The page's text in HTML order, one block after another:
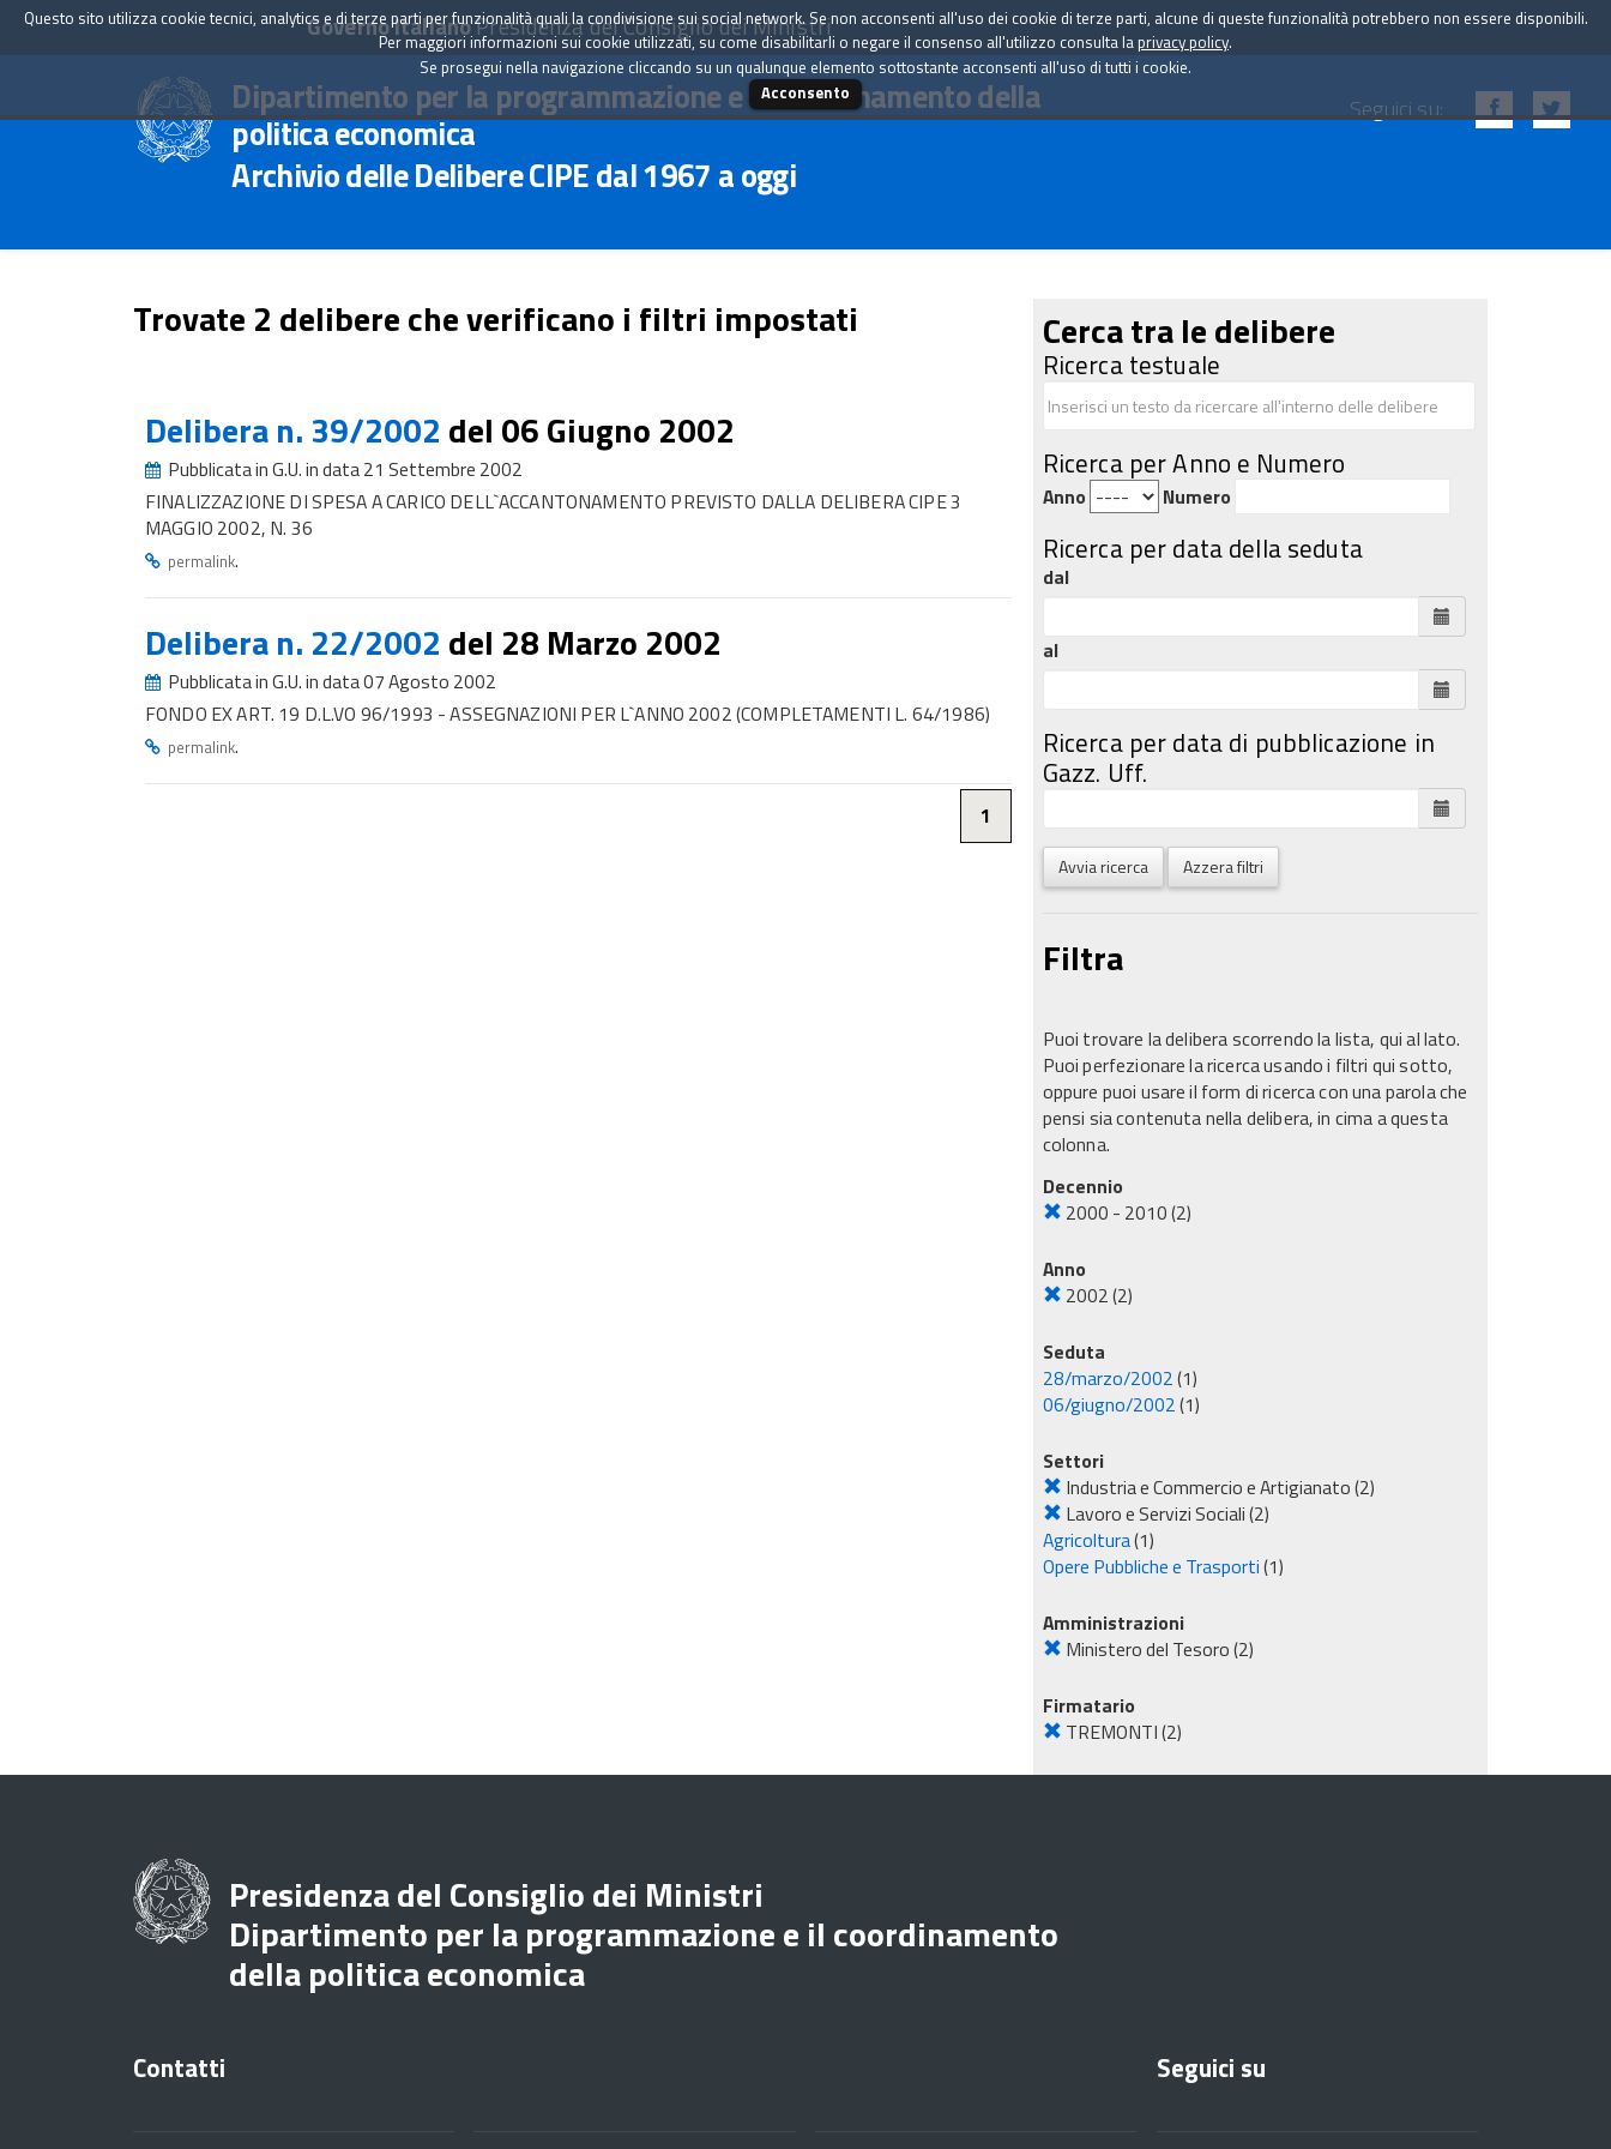
Governo ItalianoPresidenza del Consiglio dei Ministri
Dipartimento per la programmazione e il coordinamento della
politica economica
Archivio delle Delibere CIPE dal 1967 a oggi
Seguici su:
Trovate 2 delibere che verificano i filtri impostati
Delibera n. 39/2002 del 06 Giugno 2002
Pubblicata in G.U. in data 21 Settembre 2002
FINALIZZAZIONE DI SPESA A CARICO DELL`ACCANTONAMENTO PREVISTO DALLA DELIBERA CIPE 3
MAGGIO 2002, N. 36
permalink.
Delibera n. 22/2002 del 28 Marzo 2002
Pubblicata in G.U. in data 07 Agosto 2002
FONDO EX ART. 19 D.L.VO 96/1993 - ASSEGNAZIONI PER L`ANNO 2002 (COMPLETAMENTI L. 64/1986)
permalink.
1
Cerca tra le delibere
Ricerca testuale
Ricerca per Anno e Numero
Anno Numero
Ricerca per data della seduta
dal
al
Ricerca per data di pubblicazione in
Gazz. Uff.
Avvia ricerca Azzera filtri
Filtra
Puoi trovare la delibera scorrendo la lista, qui al lato.
Puoi perfezionare la ricerca usando i filtri qui sotto,
oppure puoi usare il form di ricerca con una parola che
pensi sia contenuta nella delibera, in cima a questa
colonna.
Decennio
2000 - 2010(2)
Anno
2002(2)
Seduta
28/marzo/2002(1)
06/giugno/2002(1)
Settori
Industria e Commercio e Artigianato(2)
Lavoro e Servizi Sociali(2)
Agricoltura(1)
Opere Pubbliche e Trasporti(1)
Amministrazioni
Ministero del Tesoro(2)
Firmatario
TREMONTI(2)
Questo sito utilizza cookie tecnici, analytics e di terze parti per funzionalità quali la condivisione sui social network. Se non acconsenti all'uso dei cookie di terze parti, alcune di queste funzionalità potrebbero non essere disponibili.
Per maggiori informazioni sui cookie utilizzati, su come disabilitarli o negare il consenso all'utilizzo consulta la privacy policy.
Se prosegui nella navigazione cliccando su un qualunque elemento sottostante acconsenti all'uso di tutti i cookie.
Acconsento
Presidenza del Consiglio dei Ministri
Dipartimento per la programmazione e il coordinamento
della politica economica
Contatti Seguici su